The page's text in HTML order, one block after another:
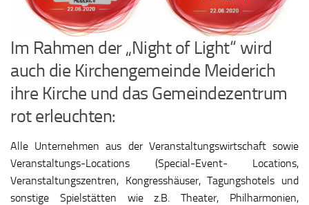
Im Rahmen der „Night of Light“ wird
auch die Kirchengemeinde Meiderich
ihre Kirche und das Gemeindezentrum
rot erleuchten:
Alle Unternehmen aus der Veranstaltungswirtschaft sowie
Veranstaltungs-Locations (Special-Event- Locations,
Veranstaltungszentren, Kongresshäuser, Tagungshotels und
sonstige Spielstätten wie z.B. Theater, Philharmonien,